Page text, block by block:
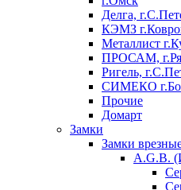
Делга,
КЭМЗ
Металлист
ПРОСАМ,
Ригель,
СИМЕКО
Прочие
Домарт
Замки
Замки
A.G.B.